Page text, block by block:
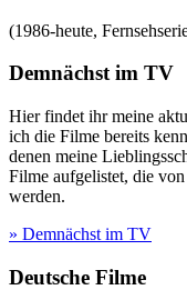
(1986-heute,
Demnächst im TV
Hier findet ihr meine
ich die Filme bereits
denen meine
Filme aufgelistet, die
werden.
» Demnächst im TV
Deutsche Filme